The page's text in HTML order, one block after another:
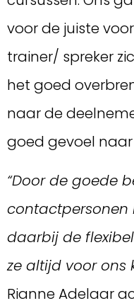
voor de juiste
trainer/ spreker
het goed
naar de
goed gevoel
“Door de goede
contactpersonen
daarbij de
ze altijd voor ons
Rianne Adelaar